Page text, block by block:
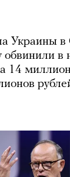
Украины
в
14